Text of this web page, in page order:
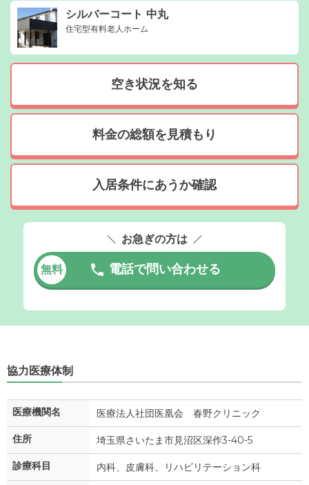
シルバーコート 中丸
住宅型有料老人ホーム
空き状況を知る
料金の総額を見積もり
入居条件にあうか確認
お急ぎの方は
無料 電話で問い合わせる
協力医療体制
医療機関名 医療法人社団医凰会 春野クリニック
住所 埼玉県さいたま市見沼区深作3-40-5
診療科目 内科、皮膚科、リハビリテーション科